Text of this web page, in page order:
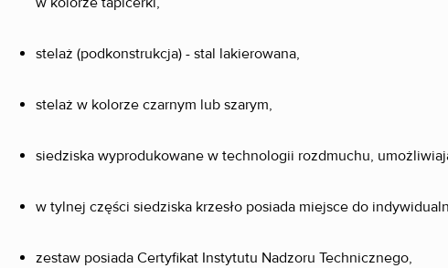
stelaż (podkonstrukcja) - stal lakierowana,
stelaż w kolorze czarnym lub szarym,
siedziska wyprodukowane w technologii rozdmuchu,
w tylnej części siedziska krzesło posiada miejsce do
zestaw posiada Certyfikat Instytutu Nadzoru Technicznego,